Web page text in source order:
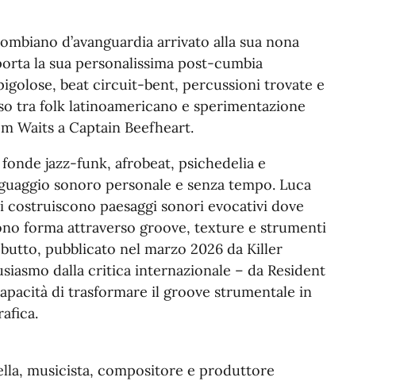
d’avanguardia arrivato alla sua nona
la sua personalissima post-cumbia
beat circuit-bent, percussioni trovate e
tra folk latinoamericano e sperimentazione
Waits a Captain Beefheart.
jazz-funk, afrobeat, psichedelia e
sonoro personale e senza tempo. Luca
paesaggi sonori evocativi dove
forma attraverso groove, texture e strumenti
pubblicato nel marzo 2026 da Killer
dalla critica internazionale – da Resident
di trasformare il groove strumentale in
musicista, compositore e produttore